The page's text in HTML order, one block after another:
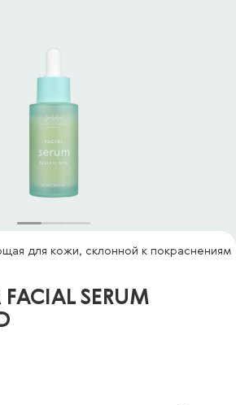
для кожи, склонной к покраснениям
FACIAL SERUM